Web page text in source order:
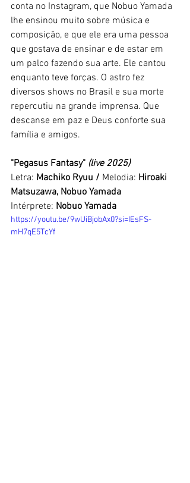
conta no Instagram, que Nobuo Yamada
lhe ensinou muito sobre música e
composição, e que ele era uma pessoa
que gostava de ensinar e de estar em
um palco fazendo sua arte. Ele cantou
enquanto teve forças. O astro fez
diversos shows no Brasil e sua morte
repercutiu na grande imprensa. Que
descanse em paz e Deus conforte sua
família e amigos.
"Pegasus Fantasy" (live 2025)
Letra: Machiko Ryuu / Melodia: Hiroaki
Matsuzawa, Nobuo Yamada
Intérprete: Nobuo Yamada
https://youtu.be/9wUiBjobAx0?si=IEsFS-
mH7qE5TcYf